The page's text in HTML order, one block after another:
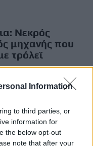
Information
to third parties, or
information for
the below opt-out
note that after your
Νεκρός
μηχανής που
τρόλεϊ
της